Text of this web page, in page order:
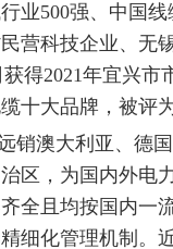
业500强、中国
营科技企业、无
得2021年宜兴市
十大品牌，被评
销澳大利亚、德
区，为国内外
全且均按国内一
细化管理机制。